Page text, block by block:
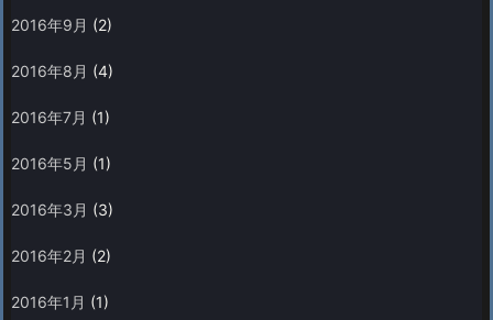
2016年9月 (2)
2016年8月 (4)
2016年7月 (1)
2016年5月 (1)
2016年3月 (3)
2016年2月 (2)
2016年1月 (1)